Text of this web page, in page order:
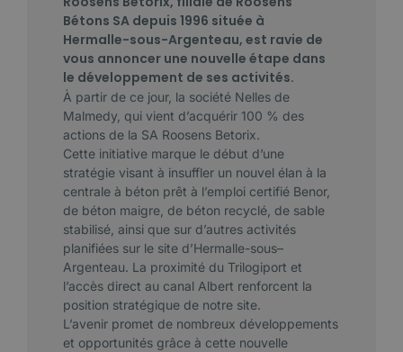
Bétons SA depuis 1996 située à
Hermalle-sous-Argenteau, est ravie de
vous annoncer une nouvelle étape dans
le développement de ses activités.
À partir de ce jour, la société Nelles de
Malmedy, qui vient d’acquérir 100 % des
actions de la SA Roosens Betorix.
Cette initiative marque le début d’une
stratégie visant à insuffler un nouvel élan à la
centrale à béton prêt à l’emploi certifié Benor,
de béton maigre, de béton recyclé, de sable
stabilisé, ainsi que sur d’autres activités
planifiées sur le site d’Hermalle-sous–
Argenteau. La proximité du Trilogiport et
l’accès direct au canal Albert renforcent la
position stratégique de notre site.
L’avenir promet de nombreux développements
et opportunités grâce à cette nouvelle